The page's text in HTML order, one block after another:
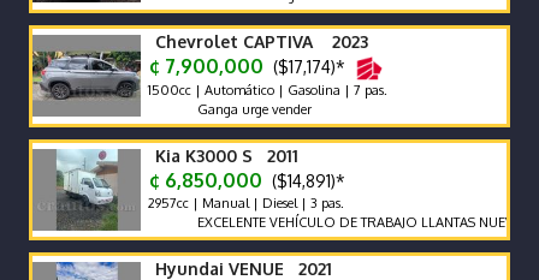
Chevrolet CAPTIVA 2023
¢ 7,900,000 ($17,174)*
1500cc | Automático | Gasolina | 7 pas.
Ganga urge vender
Kia K3000 S 2011
¢ 6,850,000 ($14,891)*
2957cc | Manual | Diesel | 3 pas.
EXCELENTE VEHÍCULO DE TRABAJO LLANTAS NUEVAS
Hyundai VENUE 2021